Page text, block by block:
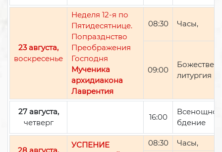
23 августа,
воскресенье
Неделя 12-я по
Пятидесятнице.
Попразднство
Преображения
Господня
Мученика
архидиакона
Лаврентия
08:30 Часы,
09:00
литургия
27 августа,
четверг
16:00
Всенощное
бдение
УСПЕНИЕ
08:30 Часы,